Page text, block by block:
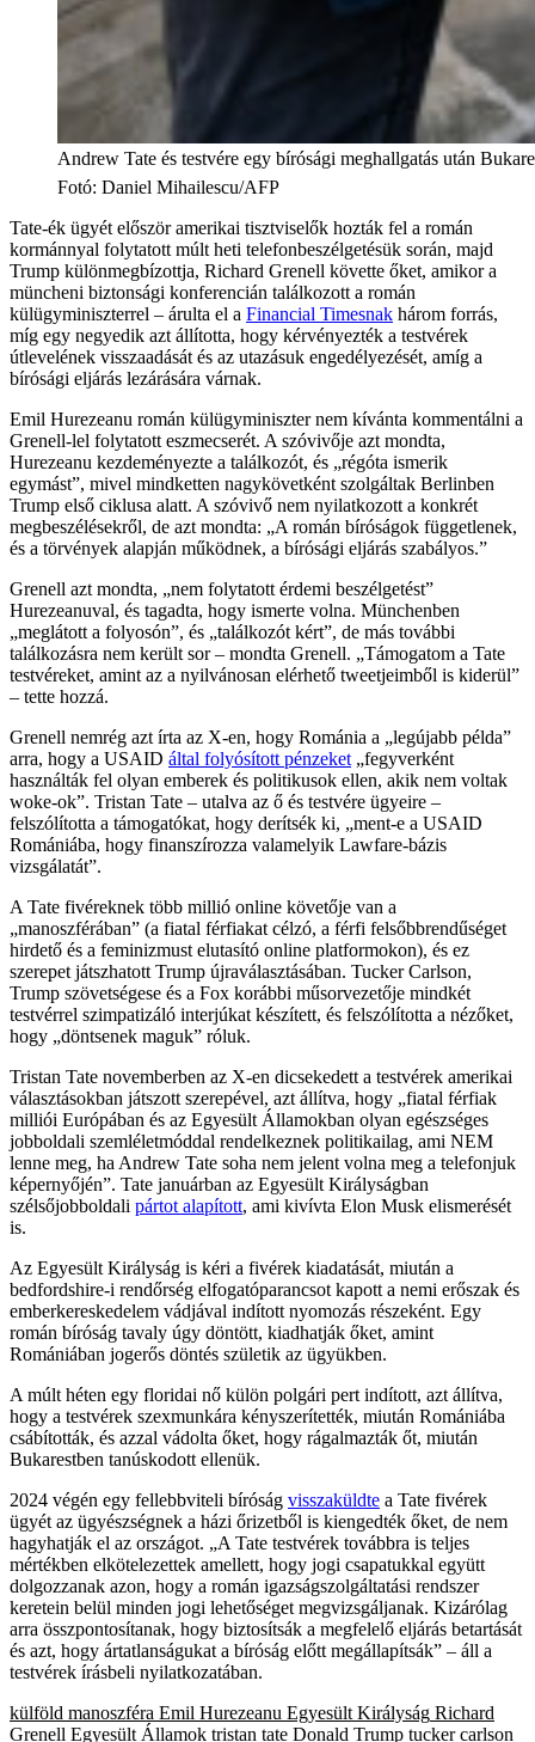
Andrew Tate és testvére egy bírósági meghallgatás után
Fotó: Daniel Mihailescu/AFP
Tate-ék ügyét először amerikai tisztviselők hozták fel a román
kormánnyal folytatott múlt heti telefonbeszélgetésük során, majd
Trump különmegbízottja, Richard Grenell követte őket, amikor a
müncheni biztonsági konferencián találkozott a román
külügyminiszterrel – árulta el a Financial Timesnak három forrás,
míg egy negyedik azt állította, hogy kérvényezték a testvérek
útlevelének visszaadását és az utazásuk engedélyezését, amíg a
bírósági eljárás lezárására várnak.
Emil Hurezeanu román külügyminiszter nem kívánta kommentálni a
Grenell-lel folytatott eszmecserét. A szóvivője azt mondta,
Hurezeanu kezdeményezte a találkozót, és „régóta ismerik
egymást”, mivel mindketten nagykövetként szolgáltak Berlinben
Trump első ciklusa alatt. A szóvivő nem nyilatkozott a konkrét
megbeszélésekről, de azt mondta: „A román bíróságok függetlenek,
és a törvények alapján működnek, a bírósági eljárás szabályos.”
Grenell azt mondta, „nem folytatott érdemi beszélgetést”
Hurezeanuval, és tagadta, hogy ismerte volna. Münchenben
„meglátott a folyosón”, és „találkozót kért”, de más további
találkozásra nem került sor – mondta Grenell. „Támogatom a Tate
testvéreket, amint az a nyilvánosan elérhető tweetjeimből is kiderül”
– tette hozzá.
Grenell nemrég azt írta az X-en, hogy Románia a „legújabb példa”
arra, hogy a USAID által folyósított pénzeket „fegyverként
használták fel olyan emberek és politikusok ellen, akik nem voltak
woke-ok”. Tristan Tate – utalva az ő és testvére ügyeire –
felszólította a támogatókat, hogy derítsék ki, „ment-e a USAID
Romániába, hogy finanszírozza valamelyik Lawfare-bázis
vizsgálatát”.
A Tate fivéreknek több millió online követője van a
„manoszférában” (a fiatal férfiakat célzó, a férfi felsőbbrendűséget
hirdető és a feminizmust elutasító online platformokon), és ez
szerepet játszhatott Trump újraválasztásában. Tucker Carlson,
Trump szövetségese és a Fox korábbi műsorvezetője mindkét
testvérrel szimpatizáló interjúkat készített, és felszólította a nézőket,
hogy „döntsenek maguk” róluk.
Tristan Tate novemberben az X-en dicsekedett a testvérek amerikai
választásokban játszott szerepével, azt állítva, hogy „fiatal férfiak
milliói Európában és az Egyesült Államokban olyan egészséges
jobboldali szemléletmóddal rendelkeznek politikailag, ami NEM
lenne meg, ha Andrew Tate soha nem jelent volna meg a telefonjuk
képernyőjén”. Tate januárban az Egyesült Királyságban
szélsőjobboldali pártot alapított, ami kivívta Elon Musk elismerését
is.
Az Egyesült Királyság is kéri a fivérek kiadatását, miután a
bedfordshire-i rendőrség elfogatóparancsot kapott a nemi erőszak és
emberkereskedelem vádjával indított nyomozás részeként. Egy
román bíróság tavaly úgy döntött, kiadhatják őket, amint
Romániában jogerős döntés születik az ügyükben.
A múlt héten egy floridai nő külön polgári pert indított, azt állítva,
hogy a testvérek szexmunkára kényszerítették, miután Romániába
csábították, és azzal vádolta őket, hogy rágalmazták őt, miután
Bukarestben tanúskodott ellenük.
2024 végén egy fellebbviteli bíróság visszaküldte a Tate fivérek
ügyét az ügyészségnek a házi őrizetből is kiengedték őket, de nem
hagyhatják el az országot. „A Tate testvérek továbbra is teljes
mértékben elkötelezettek amellett, hogy jogi csapatukkal együtt
dolgozzanak azon, hogy a román igazságszolgáltatási rendszer
keretein belül minden jogi lehetőséget megvizsgáljanak. Kizárólag
arra összpontosítanak, hogy biztosítsák a megfelelő eljárás betartását
és azt, hogy ártatlanságukat a bíróság előtt megállapítsák” – áll a
testvérek írásbeli nyilatkozatában.
külföld manoszféra Emil Hurezeanu Egyesült Királyság Richard
Grenell Egyesült Államok tristan tate Donald Trump tucker carlson